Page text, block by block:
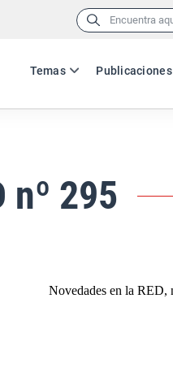
Buscar:
Temas Publicaciones
nº 295